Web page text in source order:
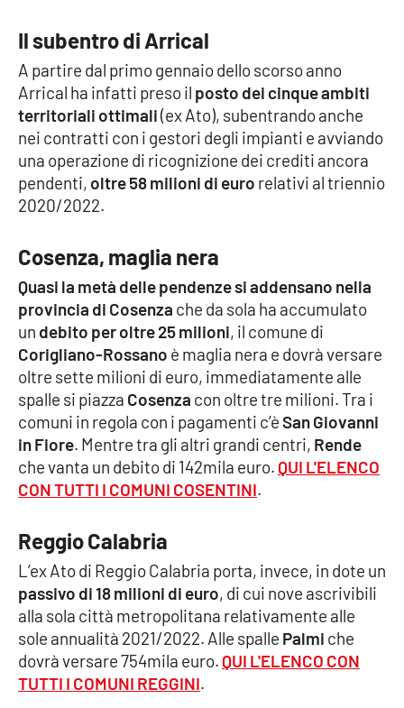
Politica
Sanità
Società
Sport
Good Morning Vietnam
Parchi Marini Calabria
Leggendo Alvaro insieme
Imprese Di Calabria
Le perfidie di Antonella Grippo
STREAMING
LaC TV
LaC Network
Il subentro di Arrical
A partire dal primo gennaio dello scorso anno
Arrical ha infatti preso il posto dei cinque ambiti
territoriali ottimali(ex Ato), subentrando anche
nei contratti con i gestori degli impianti e avviando
una operazione di ricognizione dei crediti ancora
pendenti, oltre 58 milioni di euro relativi al triennio
2020/2022.
Cosenza, maglia nera
Quasi la metà delle pendenze si addensano nella
provincia di Cosenza che da sola ha accumulato
un debito per oltre 25 milioni, il comune di
Corigliano-Rossano è maglia nera e dovrà versare
oltre sette milioni di euro, immediatamente alle
spalle si piazza Cosenza con oltre tre milioni. Tra i
comuni in regola con i pagamenti c’èSan Giovanni
in Fiore. Mentre tra gli altri grandi centri, Rende
che vanta un debito di 142mila euro.QUI L'ELENCO
CON TUTTI I COMUNI COSENTINI.
Reggio Calabria
L’ex Ato di Reggio Calabria porta, invece, in dote un
passivo di 18 milioni di euro, di cui nove ascrivibili
alla sola città metropolitana relativamente alle
sole annualità 2021/2022. Alle spalle Palmi che
dovrà versare 754mila euro.QUI L'ELENCO CON
TUTTI I COMUNI REGGINI.